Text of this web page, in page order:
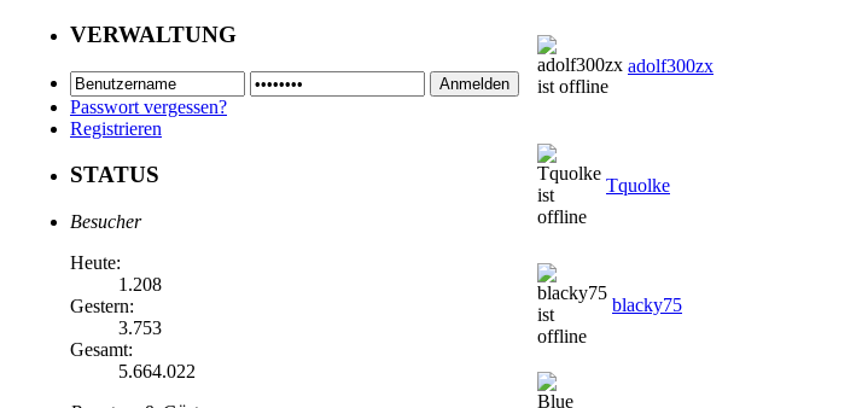
VERWALTUNG
Passwort vergessen?
Registrieren
STATUS
Besucher
Heute:
1.208
Gestern:
3.753
Gesamt:
5.664.022
adolf300zx
Tquolke
blacky75